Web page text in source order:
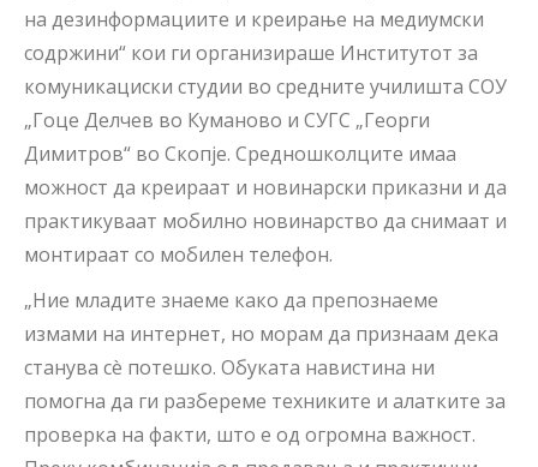
на дезинформациите и креирање на медиумски
содржини“ кои ги организираше Институтот за
комуникациски студии во средните училишта СОУ
„Гоце Делчев во Куманово и СУГС „Георги
Димитров“ во Скопје. Средношколците имаа
можност да креираат и новинарски приказни и да
практикуваат мобилно новинарство да снимаат и
монтираат со мобилен телефон.
„Ние младите знаеме како да препознаеме
измами на интернет, но морам да признаам дека
станува сè потешко. Обуката навистина ни
помогна да ги разбереме техниките и алатките за
проверка на факти, што е од огромна важност.